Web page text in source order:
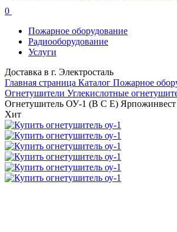
0
Пожарное оборудование
Радиооборудование
Услуги
Доставка в г. Электросталь
Главная страница Каталог Пожарное
Огнетушители Углекислотные
Огнетушитель ОУ-1 (B C E) Ярпожинвест
Хит